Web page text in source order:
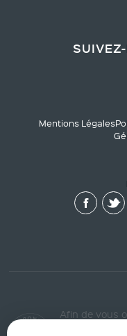
Mentions Légales
Afin de vous